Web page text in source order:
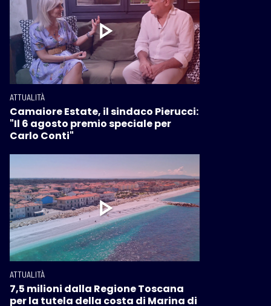
ATTUALITÀ
Camaiore Estate, il sindaco Pierucci:
"Il 6 agosto premio speciale per
Carlo Conti"
ATTUALITÀ
7,5 milioni dalla Regione Toscana
per la tutela della costa di Marina di